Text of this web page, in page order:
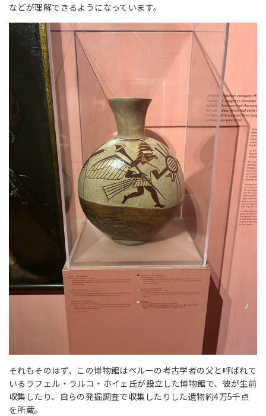
などが理解できるようになっています。
それもそのはず、この博物館はペルーの考古学者の父と呼ばれて
いるラフェル・ラルコ・ホイェ氏が設立した博物館で、彼が生前
収集したり、自らの発掘調査で収集したりした遺物約4万5千点
を所蔵。